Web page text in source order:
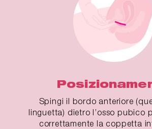
Spingi il bordo anteriore
linguetta) dietro l’osso pubico
correttamente la coppetta